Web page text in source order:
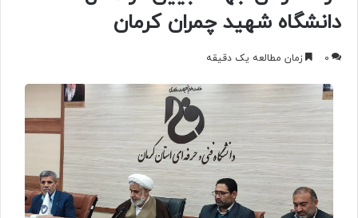
دانشگاه شهید چمران کرمان
0 زمان مطالعه یک دقیقه